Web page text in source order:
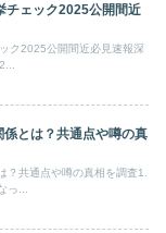
チェック2025公開間近
ク2025公開間近必見速報深
とは？共通点や噂の真
？共通点や噂の真相を調査1.
っ...